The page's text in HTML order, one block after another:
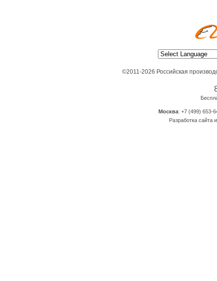
©2011-2026 Российская
Москва: +7 (499) 653-
Разработка сайта